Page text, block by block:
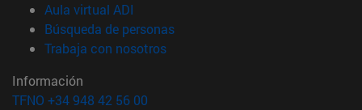
Aula virtual ADI
Búsqueda de personas(abre en nueva ventana)
Trabaja con nosotros(abre en nueva ventana)
Información
TFNO +34 948 42 56 00